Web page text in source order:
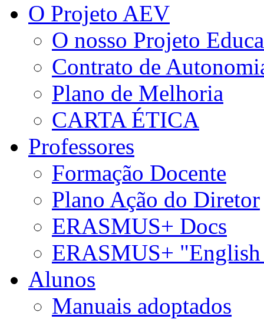
O Projeto AEV
O nosso Projeto
Contrato de
Plano de Melhoria
CARTA ÉTICA
Professores
Formação Docente
Plano Ação do Diretor
ERASMUS+ Docs
ERASMUS+
Alunos
Manuais adoptados